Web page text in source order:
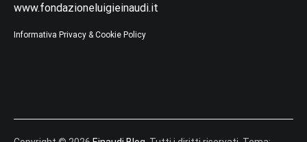
www.fondazioneluigieinaudi.it
Informativa Privacy & Cookie Policy